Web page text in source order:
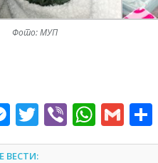
Фото: МУП
Messenger
Twitter
Viber
ВЕСТИ: